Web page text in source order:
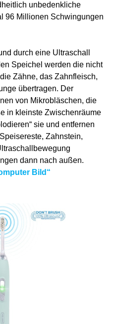
unbedenkliche
96 Millionen Schwingungen
durch eine Ultraschall
Speichel werden die nicht
Zähne, das Zahnfleisch,
übertragen. Der
von Mikrobläschen, die
in kleinste Zwischenräume
sie und entfernen
Zahnstein,
dann nach außen.
Bild“